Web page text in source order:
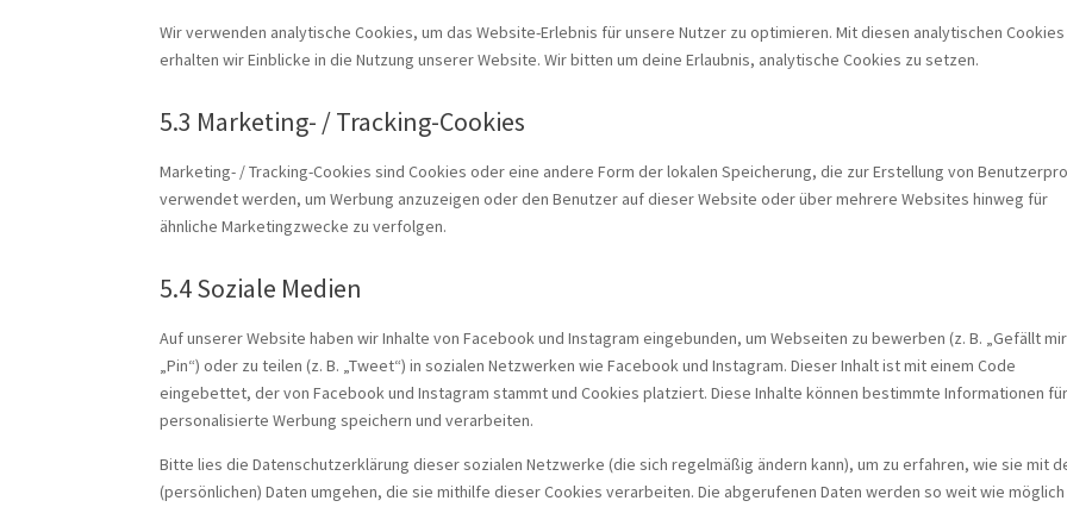
Wir verwenden analytische Cookies, um das Website-Erlebnis für unsere Nutzer zu optimieren. Mit diesen analytischen Cookies
erhalten wir Einblicke in die Nutzung unserer Website. Wir bitten um deine Erlaubnis, analytische Cookies zu setzen.
5.3 Marketing- / Tracking-Cookies
Marketing- / Tracking-Cookies sind Cookies oder eine andere Form der lokalen Speicherung, die zur Erstellung von
verwendet werden, um Werbung anzuzeigen oder den Benutzer auf dieser Website oder über mehrere Websites hinweg für
ähnliche Marketingzwecke zu verfolgen.
5.4 Soziale Medien
Auf unserer Website haben wir Inhalte von Facebook und Instagram eingebunden, um Webseiten zu bewerben (z. B. „Gefällt
„Pin“) oder zu teilen (z. B. „Tweet“) in sozialen Netzwerken wie Facebook und Instagram. Dieser Inhalt ist mit einem Code
eingebettet, der von Facebook und Instagram stammt und Cookies platziert. Diese Inhalte können bestimmte Informationen für
personalisierte Werbung speichern und verarbeiten.
Bitte lies die Datenschutzerklärung dieser sozialen Netzwerke (die sich regelmäßig ändern kann), um zu erfahren, wie sie mit
(persönlichen) Daten umgehen, die sie mithilfe dieser Cookies verarbeiten. Die abgerufenen Daten werden so weit wie möglich